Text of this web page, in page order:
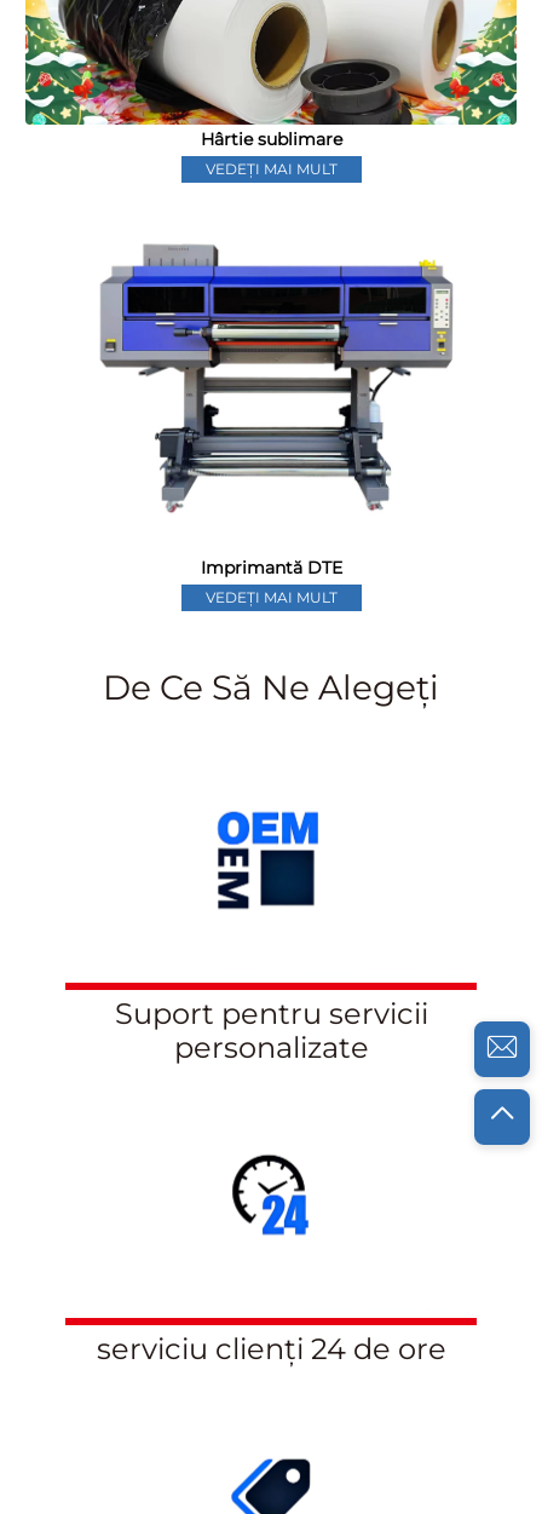
Hârtie sublimare
VEDEȚI MAI MULT
Imprimantă DTE
VEDEȚI MAI MULT
De Ce Să Ne Alegeți
Suport pentru servicii
personalizate
serviciu clienți 24 de ore